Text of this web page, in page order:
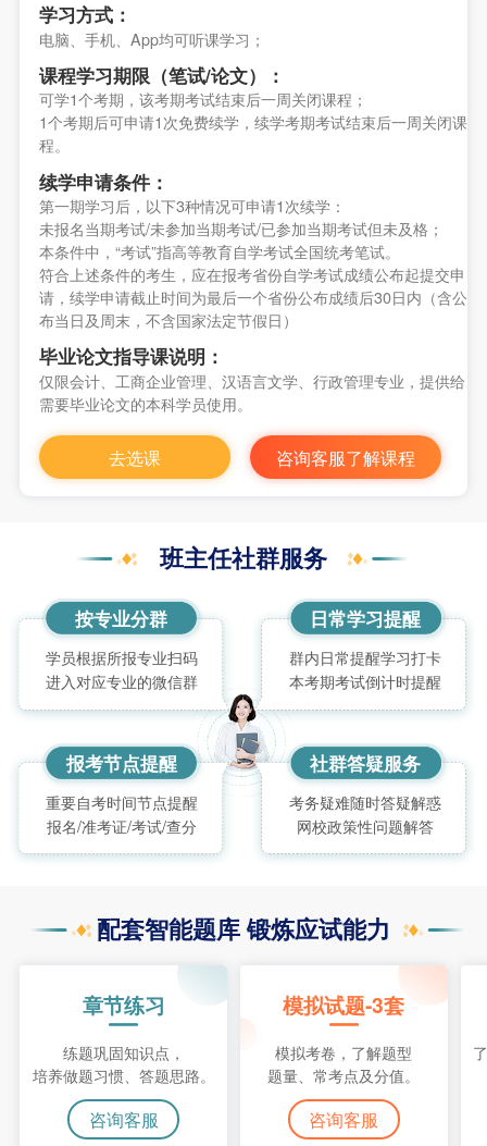
学习方式：
电脑、手机、App均可听课学习；
课程学习期限（笔试/论文）：
可学1个考期，该考期考试结束后一周关闭课程；
1个考期后可申请1次免费续学，续学考期考试结束后一周关闭课
程。
续学申请条件：
第一期学习后，以下3种情况可申请1次续学：
未报名当期考试/未参加当期考试/已参加当期考试但未及格；
本条件中，“考试”指高等教育自学考试全国统考笔试。
符合上述条件的考生，应在报考省份自学考试成绩公布起提交申
请，续学申请截止时间为最后一个省份公布成绩后30日内（含公
布当日及周末，不含国家法定节假日）
毕业论文指导课说明：
仅限会计、工商企业管理、汉语言文学、行政管理专业，提供给
需要毕业论文的本科学员使用。
去选课 咨询客服了解课程
班主任社群服务
按专业分群
学员根据所报专业扫码
进入对应专业的微信群
日常学习提醒
群内日常提醒学习打卡
本考期考试倒计时提醒
报考节点提醒
重要自考时间节点提醒
报名/准考证/考试/查分
社群答疑服务
考务疑难随时答疑解惑
网校政策性问题解答
配套智能题库 锻炼应试能力
章节练习
练题巩固知识点，
培养做题习惯、答题思路。
咨询客服
模拟试题-3套
模拟考卷，了解题型
题量、常考点及分值。
咨询客服